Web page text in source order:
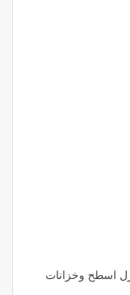
اسطح وخزانات